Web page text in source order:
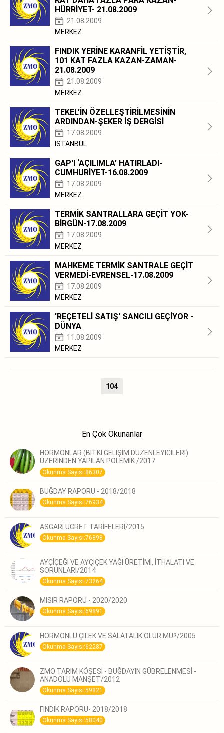
HÜRRİYET- 21.08.2009
21.08.2009
MERKEZ
FINDIK YERİNE KARANFİL YETİŞTİR,
101 KAT FAZLA KAZAN-ZAMAN-
21.08.2009
21.08.2009
MERKEZ
TEKEL’İN ÖZELLEŞTİRİLMESİNİN
ARDINDAN-ŞEKER İŞ DERGİSİ
17.08.2009
İSTANBUL
GAP'I ‘AÇILIMLA' HATIRLADI-
CUMHURİYET-16.08.2009
17.08.2009
MERKEZ
TERMİK SANTRALLARA GEÇİT YOK-
BİRGÜN-17.08.2009
17.08.2009
MERKEZ
MAHKEME TERMİK SANTRALE GEÇİT
VERMEDİ-EVRENSEL-17.08.2009
17.08.2009
MERKEZ
'REÇETELİ SATIŞ' SANCILI GEÇİYOR -
DÜNYA
11.08.2009
MERKEZ
104
En Çok Okunanlar
HORMONLAR (BİTKİ GELİŞİM DÜZENLEYİCİLERİ)
ÜZERİNDEN YAPILAN POLEMİK /2017
Okunma Sayısı:86307
BUĞDAY RAPORU - 2018/2018
Okunma Sayısı:76934
ASGARİ ÜCRET TARİFELERİ/2015
Okunma Sayısı:76898
AYÇİÇEĞİ VE AYÇİÇEK YAĞI ÜRETİMİ, İTHALATI VE
SORUNLARI/2014
Okunma Sayısı:73264
MISIR RAPORU - 2020/2020
Okunma Sayısı:69891
HORMONLU ÇİLEK VE SALATALIK OLUR MU?/2005
Okunma Sayısı:62287
ZMO TARIM KÖŞESİ - BUĞDAYIN GÜBRELENMESİ -
ANADOLU MANŞET/2012
Okunma Sayısı:59821
FINDIK RAPORU- 2018/2018
Okunma Sayısı:58040